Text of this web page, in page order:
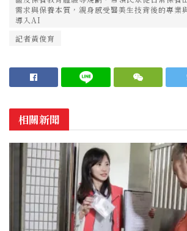
需求與保養本質，親身感受醫美生技背後的專
導入AI
記者黃俊育
相關新聞